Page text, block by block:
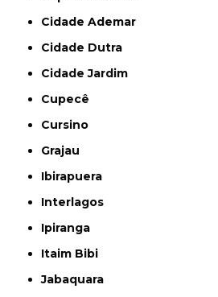
Cidade Ademar
Cidade Dutra
Cidade Jardim
Cupecê
Cursino
Grajau
Ibirapuera
Interlagos
Ipiranga
Itaim Bibi
Jabaquara